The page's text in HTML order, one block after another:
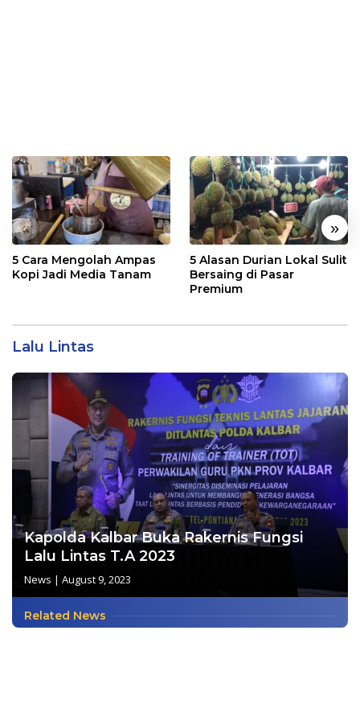
« »
5 Cara Mengolah Ampas
Kopi Jadi Media Tanam
5 Alasan Durian Lokal Sulit
Bersaing di Pasar
Premium
Lalu Lintas
Kapolda Kalbar Buka Rakernis Fungsi
Lalu Lintas T.A 2023
News | August 9, 2023
Related News